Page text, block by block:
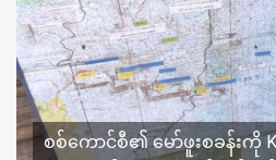
စစ်ကောင်စီ၏ မော်ဖူးစခန်းကို